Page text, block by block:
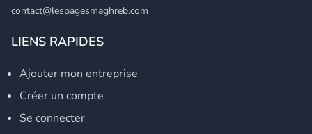
contact@lespagesmaghreb.com
LIENS RAPIDES
Ajouter mon entreprise
Créer un compte
Se connecter